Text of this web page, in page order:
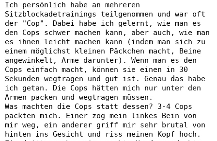
Ich persönlich habe an mehreren
Sitzblockadetrainings teilgenommen und war oft
der "Cop". Dabei habe ich gelernt, wie man es
den Cops schwer machen kann, aber auch, wie man
es ihnen leicht machen kann (indem man sich zu
einem möglichst kleinen Päckchen macht, Beine
angewinkelt, Arme darunter). Wenn man es den
Cops einfach macht, können sie einen in 30
Sekunden wegtragen und gut ist. Genau das habe
ich getan. Die Cops hätten mich nur unter den
Armen packen und wegtragen müssen.
Was machten die Cops statt dessen? 3-4 Cops
packten mich. Einer zog mein linkes Bein von
mir weg, ein anderer griff mir sehr brutal von
hinten ins Gesicht und riss meinen Kopf hoch.